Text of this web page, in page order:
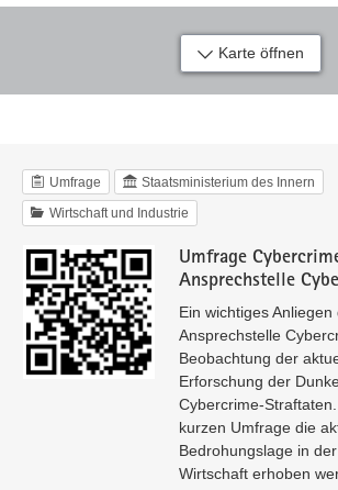
Karte öffnen
Umfrage Staatsministerium des Innern
Wirtschaft und Industrie
Umfrage
Ansprechstelle
Ein wichtiges
Ansprechstelle
Beobachtung der
Erforschung der
Cybercrime-
kurzen Umfrage die
Bedrohungslage in
Wirtschaft erhoben